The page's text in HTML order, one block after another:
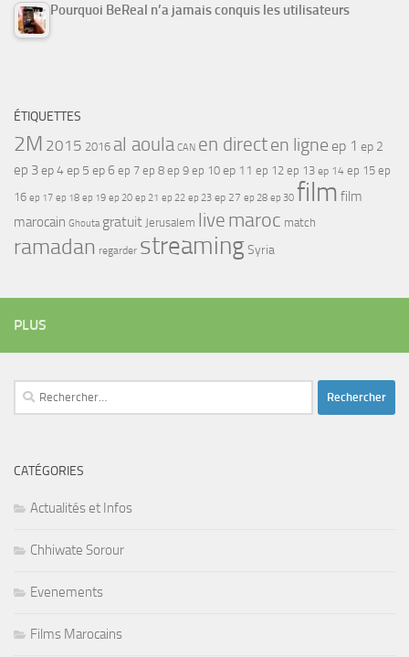
Pourquoi BeReal n’a jamais conquis les utilisateurs
ÉTIQUETTES
2M 2015 2016 al aoula CAN en directen ligne ep 1 ep 2
ep 3ep 4ep 5 ep 6 ep 7 ep 8 ep 9 ep 10 ep 11 ep 12 ep 13 ep 14 ep 15 ep
16 ep 17 ep 18 ep 19 ep 20 ep 21 ep 22 ep 23 ep 27 ep 28 ep 30 film film
marocain Ghouta gratuit Jerusalem live maroc match
ramadan regarder streamingSyria
PLUS
Rechercher :
CATÉGORIES
Actualités et Infos
Chhiwate Sorour
Evenements
Films Marocains